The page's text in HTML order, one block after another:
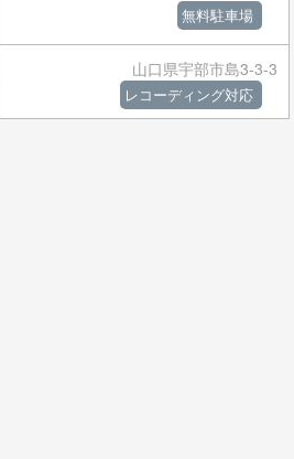
無料駐車場
山口県宇部市島3-3-3
レコーディング対応